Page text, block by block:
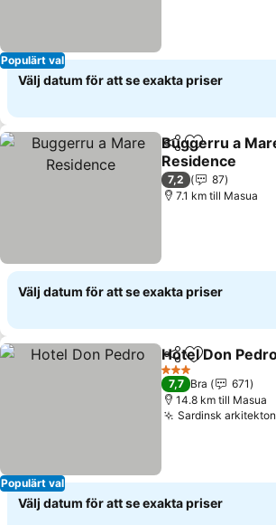
Populärt val
Välj datum för att se exakta priser
Dela Lägg till i
Buggerru a
Residence
Se priser
7,2
87
7.1 km till Masua
Välj datum för att se exakta priser
Populärt val
Dela Lägg till i
Hotel Don
3 Stjärnor
7,7 Bra
671
14.8 km till Masua
Sardinsk
Välj datum för att se exakta priser